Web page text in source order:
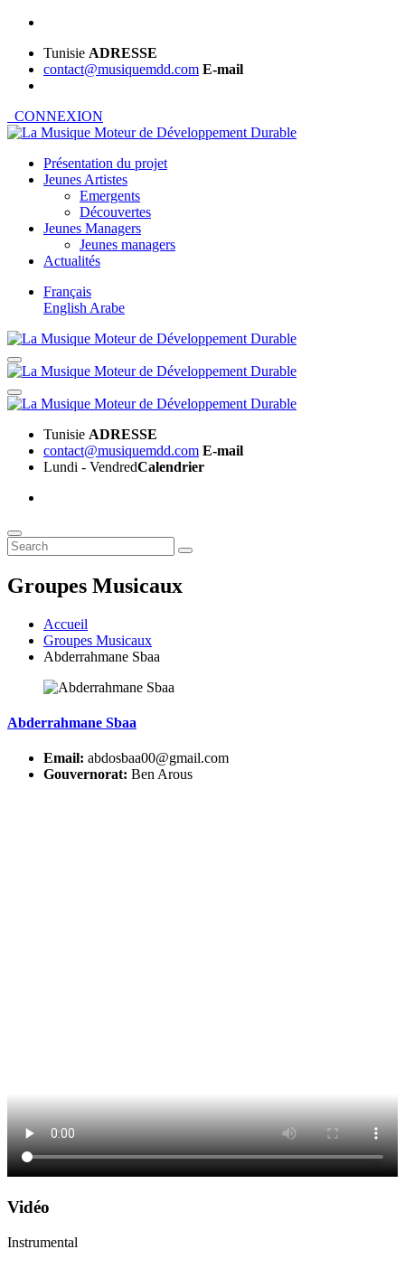
Tunisie ADRESSE
contact@musiquemdd.com E-mail
CONNEXION
Présentation du projet
Jeunes Artistes
Emergents
Découvertes
Jeunes Managers
Jeunes managers
Actualités
Français
English Arabe
Tunisie ADRESSE
contact@musiquemdd.com E-mail
Lundi - VendredCalendrier
Groupes Musicaux
Accueil
Groupes Musicaux
Abderrahmane Sbaa
Abderrahmane Sbaa
Email: abdosbaa00@gmail.com
Gouvernorat: Ben Arous
Vidéo
Instrumental